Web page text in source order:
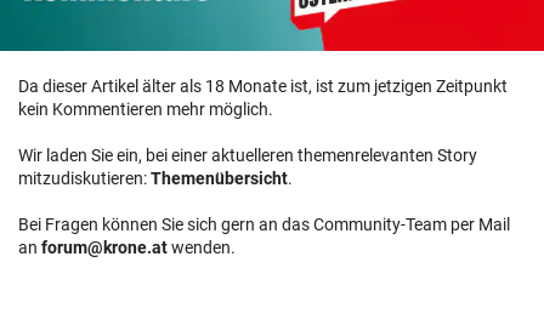
Da dieser Artikel älter als 18 Monate ist, ist zum jetzigen Zeitpunkt
kein Kommentieren mehr möglich.
Wir laden Sie ein, bei einer aktuelleren themenrelevanten Story
mitzudiskutieren:Themenübersicht.
Bei Fragen können Sie sich gern an das Community-Team per Mail
an forum@krone.atwenden.